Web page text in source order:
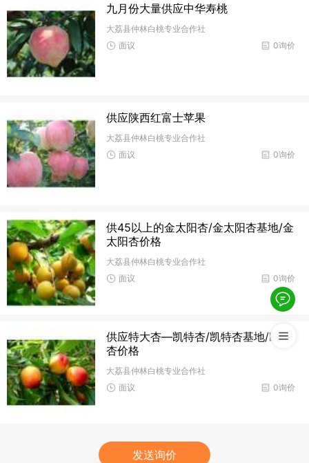
九月份大量供应中华寿桃
大荔县仲林白桃专业合作社
0询价
面议
供应陕西红富士苹果
大荔县仲林白桃专业合作社
0询价
面议
供45以上的金太阳杏/金太阳杏基地/金
太阳杏价格
大荔县仲林白桃专业合作社
0询价
面议
供应特大杏—凯特杏/凯特杏基地/凯特
杏价格
大荔县仲林白桃专业合作社
0询价
面议
发送询价